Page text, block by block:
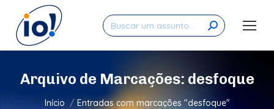
Search:
Arquivo de Marcações: desfoque
Você está aqui:
Início Entradas com marcações "desfoque"